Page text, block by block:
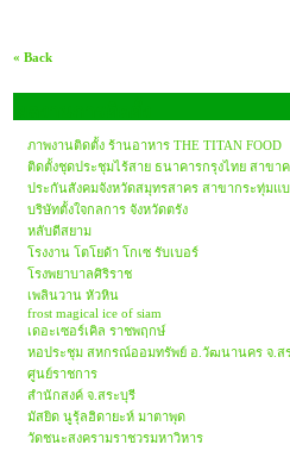
« Back
ภาพงานติดตั้ง ร้านอาหาร THE TITAN FOOD
ติดตั้งชุดประชุมไร้สาย ธนาคารกรุงไทย สาขา
ประกันสังคมจังหวัดสมุทรสาคร สาขากระทุ่มแ
บริษัทตั้งใจกลการ จังหวัดตรัง
หลับดีสยาม
โรงงาน โตโยด้า โกเซ รับเบอร์
โรงพยาบาลศิริราช
เพลินวาน หัวหิน
frost magical ice of siam
เดอะเซอร์เคิล ราชพฤกษ์
หอประชุม สหกรณ์ออมทรัพย์ อ.วัฒนานคร จ.ส
ศูนย์ราชการ
สำนักสงค์ จ.สระบุรี
มัสยิด นูรุ้ลฮิดายะห์ มาตาพุด
วัดชนะสงครามราชวรมหาวิหาร